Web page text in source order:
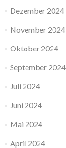
Dezember 2024
November 2024
Oktober 2024
September 2024
Juli 2024
Juni 2024
Mai 2024
April 2024